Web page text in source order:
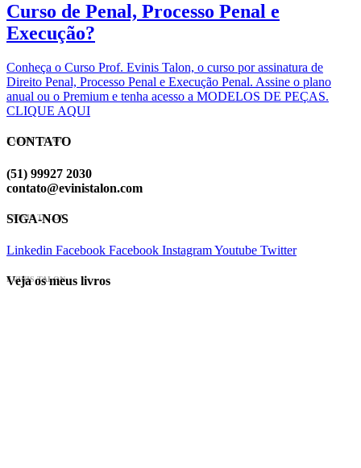
Curso de Penal, Processo Penal e
Execução?
Conheça o Curso Prof. Evinis Talon, o curso por assinatura de
Direito Penal, Processo Penal e Execução Penal. Assine o plano
anual ou o Premium e tenha acesso a MODELOS DE PEÇAS.
CLIQUE AQUI
EVINIS TALON
CONTATO
(51) 99927 2030
contato@evinistalon.com
EVINIS TALON
SIGA-NOS
Linkedin Facebook Facebook InstagramYoutube Twitter
EVINIS TALON
Veja os meus livros